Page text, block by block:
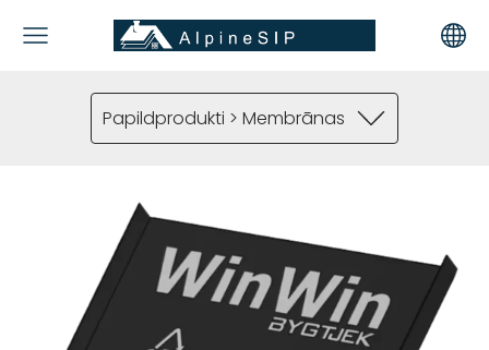
Papildprodukti > Membrānas